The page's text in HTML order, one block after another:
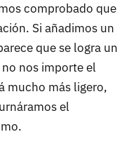
comprobado que
Si añadimos un
que se logra un
nos importe el
mucho más ligero,
el